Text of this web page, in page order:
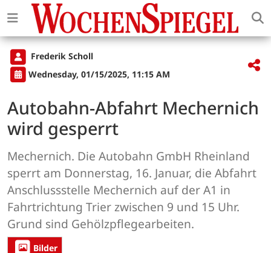
Frederik Scholl
Wednesday, 01/15/2025, 11:15 AM
Autobahn-Abfahrt Mechernich
wird gesperrt
Mechernich. Die Autobahn GmbH Rheinland
sperrt am Donnerstag, 16. Januar, die Abfahrt
Anschlussstelle Mechernich auf der A1 in
Fahrtrichtung Trier zwischen 9 und 15 Uhr.
Grund sind Gehölzpflegearbeiten.
Bilder